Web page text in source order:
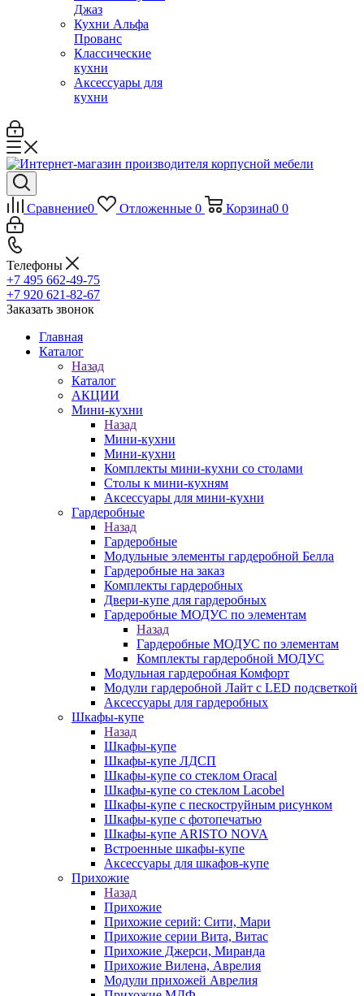
Джаз
Кухни Альфа
Прованс
Классические
кухни
Аксессуары для
кухни
Сравнение0 Отложенные 0 Корзина0 0
Телефоны
+7 495 662-49-75
+7 920 621-82-67
Заказать звонок
Главная
Каталог
Назад
Каталог
АКЦИИ
Мини-кухни
Назад
Мини-кухни
Мини-кухни
Комплекты мини-кухни со столами
Столы к мини-кухням
Аксессуары для мини-кухни
Гардеробные
Назад
Гардеробные
Модульные элементы гардеробной Белла
Гардеробные на заказ
Комплекты гардеробных
Двери-купе для гардеробных
Гардеробные МОДУС по элементам
Назад
Гардеробные МОДУС по элементам
Комплекты гардеробной МОДУС
Модульная гардеробная Комфорт
Модули гардеробной Лайт с LED подсветкой
Аксессуары для гардеробных
Шкафы-купе
Назад
Шкафы-купе
Шкафы-купе ЛДСП
Шкафы-купе со стеклом Oracal
Шкафы-купе со стеклом Lacobel
Шкафы-купе с пескоструйным рисунком
Шкафы-купе с фотопечатью
Шкафы-купе ARISTO NOVA
Встроенные шкафы-купе
Аксессуары для шкафов-купе
Прихожие
Назад
Прихожие
Прихожие серий: Сити, Мари
Прихожие серии Вита, Витас
Прихожие Джерси, Миранда
Прихожие Вилена, Аврелия
Модули прихожей Аврелия